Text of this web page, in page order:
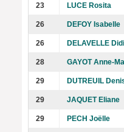
23 LUCE Rosita
26 DEFOY Isabelle
26 DELAVELLE
28 GAYOT Anne-
29 DUTREUIL
29 JAQUET Eliane
29 PECH Joëlle